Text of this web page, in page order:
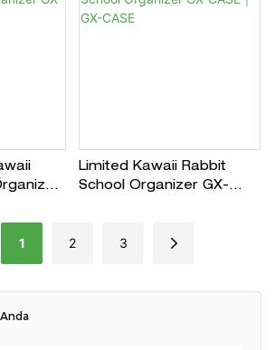
Limited Kawaii Rabbit
School Organizer GX-
1 2 3